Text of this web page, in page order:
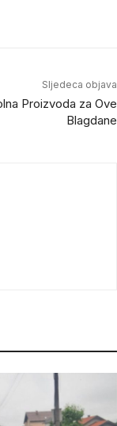
Sljedeca objava
Proizvoda za Ove
Blagdane